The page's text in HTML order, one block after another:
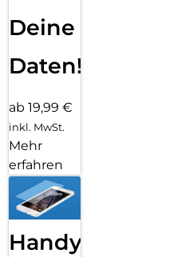
Deine
Daten!
ab 19,99 €
inkl. MwSt.
Mehr
erfahren
Handy